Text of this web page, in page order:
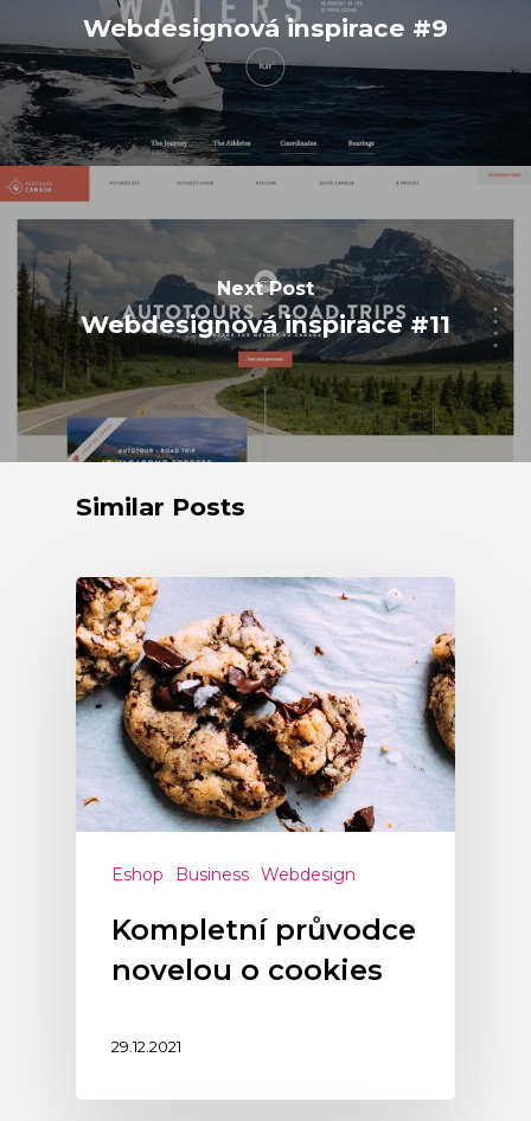
Webdesignová inspirace #9
Next Post
Webdesignová inspirace #11
Similar Posts
Eshop Business Webdesign
Kompletní průvodce
novelou o cookies
29.12.2021